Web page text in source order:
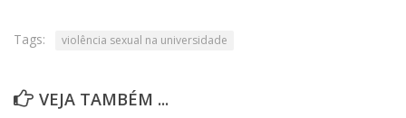
Segurança, Trânsito e Prevenção
Comunicação
Tags: violência sexual na universidade
VEJA TAMBÉM ...